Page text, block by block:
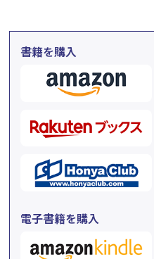
書籍を購入
電子書籍を購入